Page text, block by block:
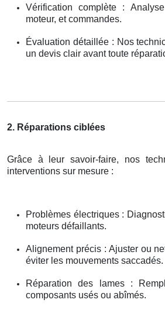
Vérification complète :
moteur, et commandes.
Évaluation détaillée : Nos
un devis clair avant toute
2. Réparations ciblées
Grâce à leur savoir-faire, nos
interventions sur mesure :
Problèmes électriques :
moteurs défaillants.
Alignement précis : Ajuster ou
éviter les mouvements saccadés.
Réparation des lames :
composants usés ou abîmés.